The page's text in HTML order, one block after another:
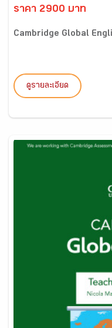
ราคา 2900 บาท
Cambridge Global
ดูรายละเอียด